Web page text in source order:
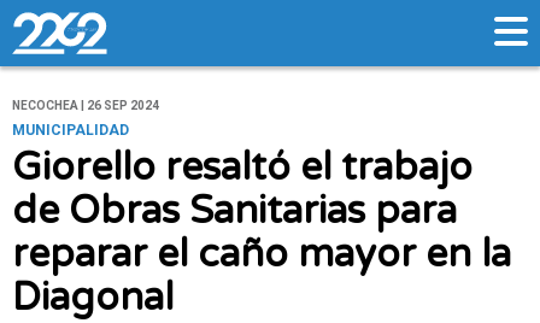
NECOCHEA | 26 SEP 2024
MUNICIPALIDAD
Giorello resaltó el trabajo
de Obras Sanitarias para
reparar el caño mayor en la
Diagonal